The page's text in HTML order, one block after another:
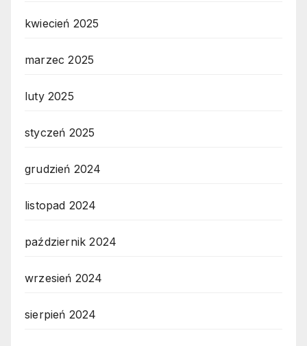
kwiecień 2025
marzec 2025
luty 2025
styczeń 2025
grudzień 2024
listopad 2024
październik 2024
wrzesień 2024
sierpień 2024